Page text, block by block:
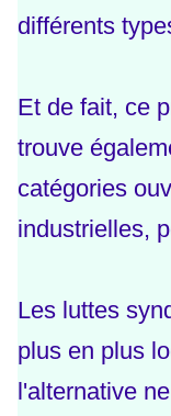
différents
Et de fait, ce
trouve
catégories
industrielles,
Les luttes
plus en plus
l'alternative